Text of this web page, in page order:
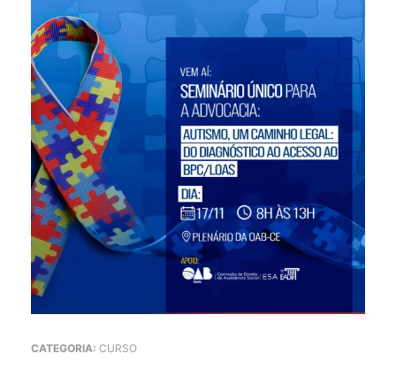
CATEGORIA: CURSO